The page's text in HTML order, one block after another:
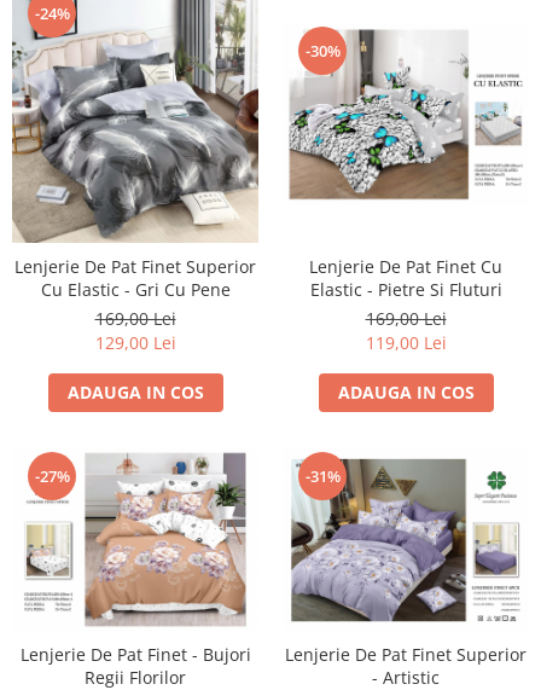
-24%
Lenjerie De Pat Finet Superior
Cu Elastic - Gri Cu Pene
169,00 Lei
129,00 Lei
ADAUGA IN COS
-30%
Lenjerie De Pat Finet Cu
Elastic - Pietre Si Fluturi
169,00 Lei
119,00 Lei
ADAUGA IN COS
-27%
Lenjerie De Pat Finet - Bujori
Regii Florilor
-31%
Lenjerie De Pat Finet Superior
- Artistic